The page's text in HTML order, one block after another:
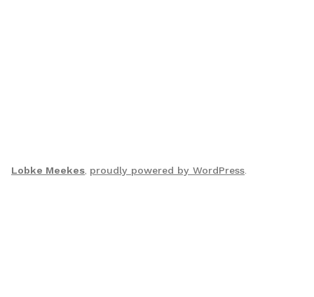
Lobke Meekes proudly powered by WordPress